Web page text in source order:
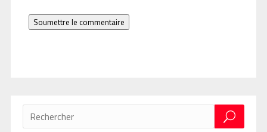
Soumettre le commentaire